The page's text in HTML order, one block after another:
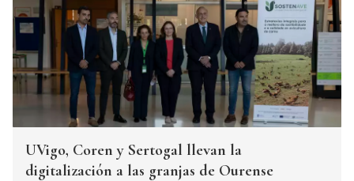
UVigo, Coren y Sertogal llevan la
digitalización a las granjas de Ourense